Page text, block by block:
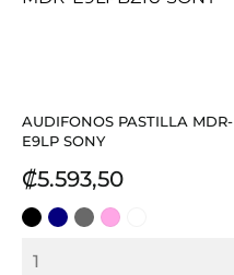
AUDIFONOS PASTILLA MDR-
E9LP SONY
Precio
₡5.593,50
NEGRO
AZULGRISROSADO